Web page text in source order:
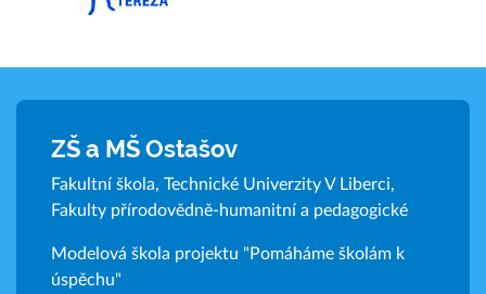
ZŠ a MŠ Ostašov
Fakultní škola, Technické Univerzity V Liberci,
Fakulty přírodovědně-humanitní a pedagogické
Modelová škola projektu "Pomáháme školám k
úspěchu"